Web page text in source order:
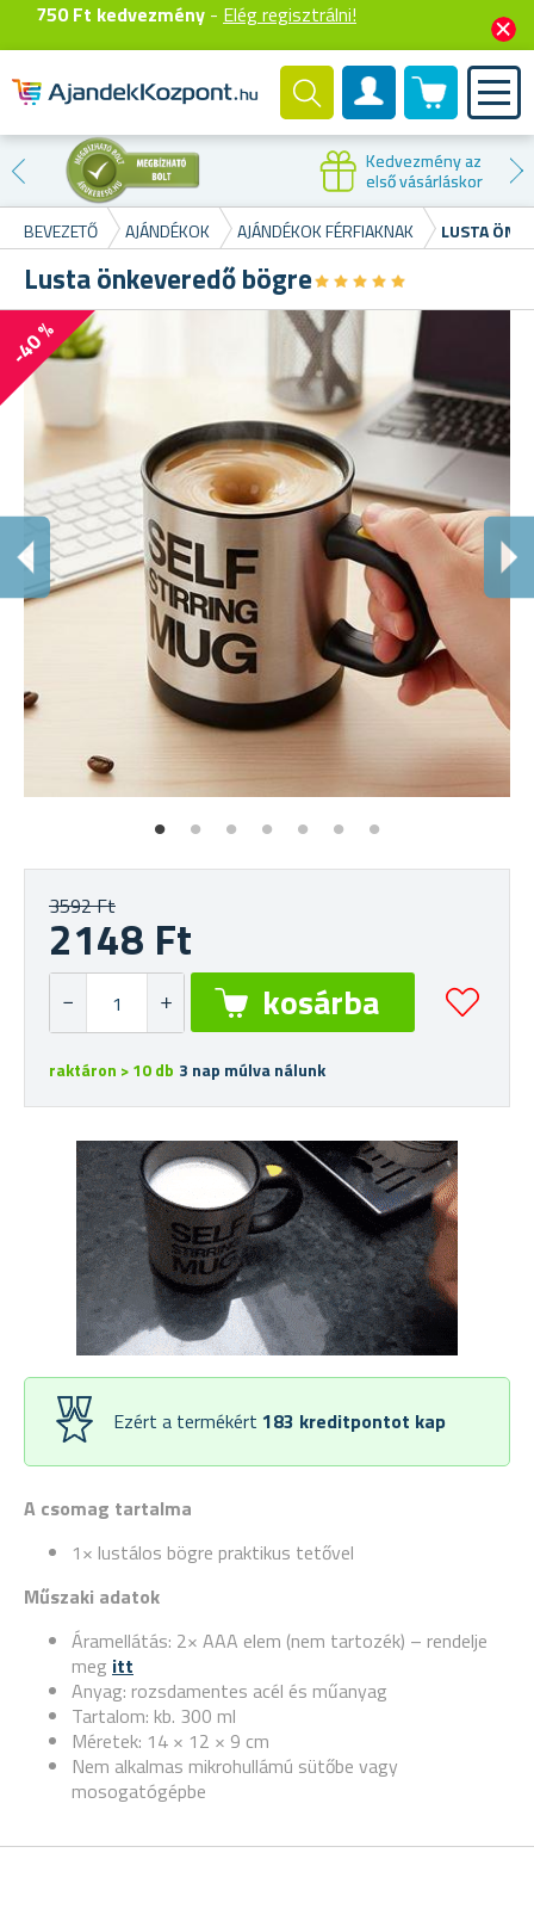
750 Ft kedvezmény - Elég regisztrálni!
Felhasználók fiók
0 termék
Kedvezmény az
első vásárláskor
BEVEZETŐ AJÁNDÉKOK AJÁNDÉKOK FÉRFIAKNAK LUSTA
Lusta önkeveredő bögre★★★★★
★★★★★
-40 %
A csomag tartalma
1× lustálos bögre praktikus tetővel
Műszaki adatok
Áramellátás: 2× AAA elem (nem tartozék) – rendelje
meg itt
Anyag: rozsdamentes acél és műanyag
Tartalom: kb. 300 ml
Méretek: 14 × 12 × 9 cm
Nem alkalmas mikrohullámú sütőbe vagy
mosogatógépbe
3592 Ft
2148 Ft
raktáron > 10 db 3 nap múlva nálunk
Ezért a termékért 183 kreditpontot kap